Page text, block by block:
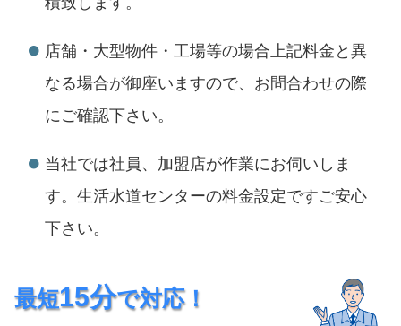
店舗・大型物件・工場等の場合上記料金と異
なる場合が御座いますので、お問合わせの際
にご確認下さい。
当社では社員、加盟店が作業にお伺いしま
す。生活水道センターの料金設定ですご安心
下さい。
最短15分で対応！